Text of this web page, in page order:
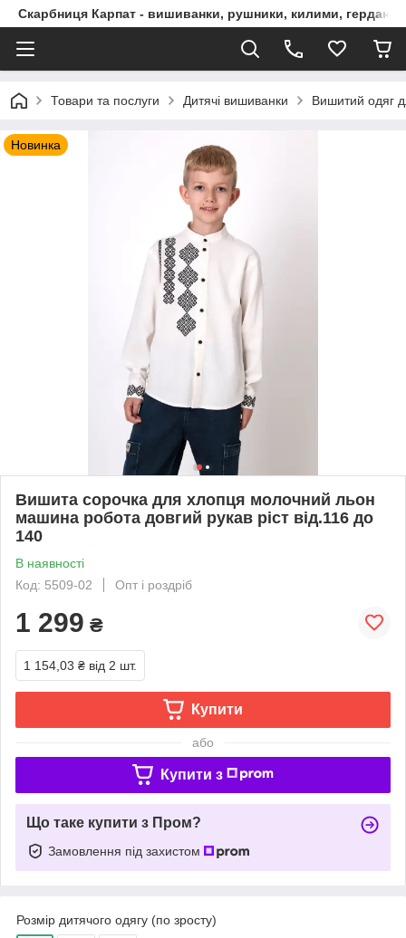
Скарбниця Карпат - вишиванки, рушники, килими, гердани,
Товари та послуги Дитячі вишиванки Вишитий одяг
Новинка
Вишита сорочка для хлопця молочний льон
машина робота довгий рукав ріст від.116 до
140
В наявності
Код: 5509-02
Опт і роздріб
1 299 ₴
1 154,03 ₴ від 2 шт.
Купити
або
Купити з
Що таке купити з Пром?
Замовлення під захистом
Розмір дитячого одягу (по зросту)